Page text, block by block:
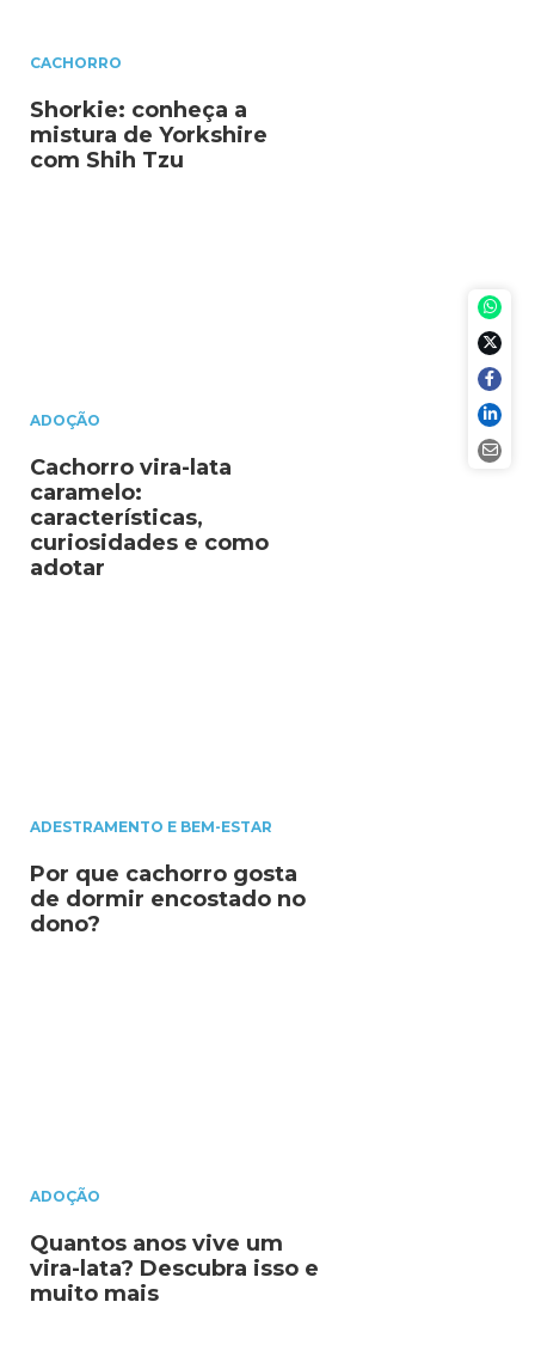
CACHORRO
Shorkie: conheça a
mistura de Yorkshire
com Shih Tzu
ADOÇÃO
Cachorro vira-lata
caramelo:
características,
curiosidades e como
adotar
ADESTRAMENTO E BEM-ESTAR
Por que cachorro gosta
de dormir encostado no
dono?
ADOÇÃO
Quantos anos vive um
vira-lata? Descubra isso e
muito mais